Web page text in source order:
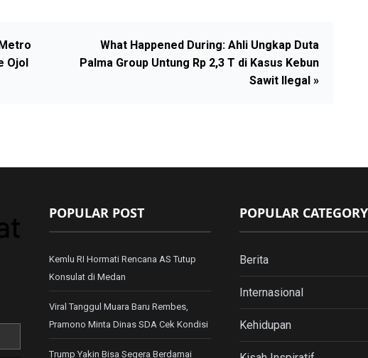
Ojol
What Happened During: Ahli Ungkap Duta
Palma Group Untung Rp 2,3 T di Kasus Kebun
Sawit Ilegal »
POPULAR POST
Kemlu RI Hormati Rencana AS Tutup
Konsulat di Medan
Viral Tanggul Muara Baru Rembes,
Pramono Minta Dinas SDA Cek Kondisi
Trump Yakin Bisa Segera Berdamai
POPULAR CATEGORY
Berita
Internasional
Kehidupan